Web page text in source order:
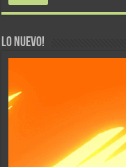
LO NUEVO!